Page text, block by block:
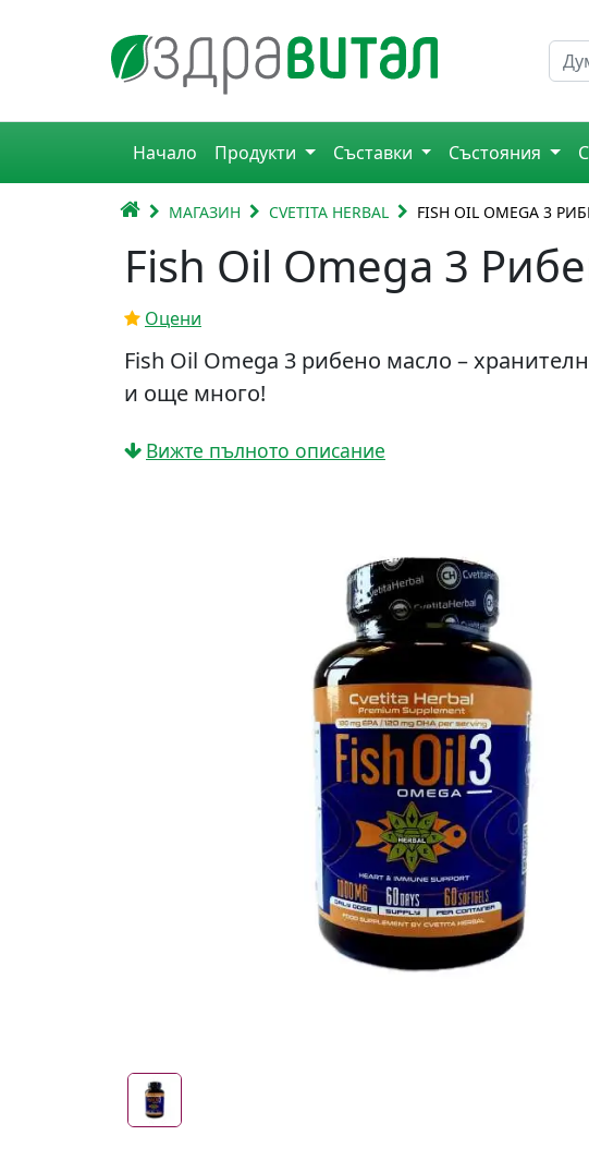
Горна навигация
Главна навигация
Начало Продукти Съставки Състояния
НАЧАЛО
МАГАЗИН CVETITA HERBAL FISH OIL OMEGA 3
Fish Oil Omega 3
Оцени
Fish Oil Omega 3 рибено масло –
и още много!
Вижте пълното описание